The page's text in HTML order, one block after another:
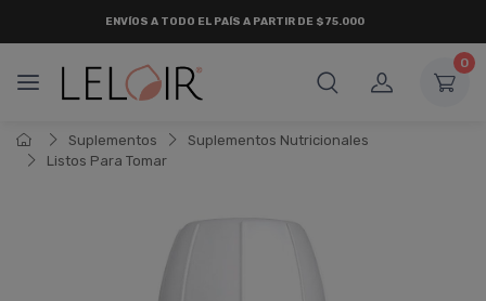
ENVÍOS A TODO EL PAÍS A PARTIR DE $75.000
0
Suplementos
Suplementos Nutricionales
Listos Para Tomar